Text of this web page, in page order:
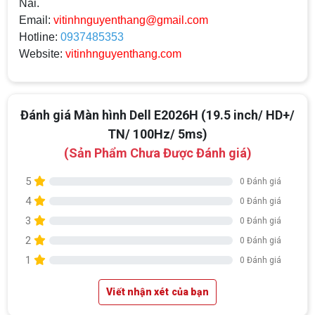
Nai.
Email: vitinhnguyenthang@gmail.com
Hotline: 0937485353
Website: vitinhnguyenthang.com
Đánh giá Màn hình Dell E2026H (19.5 inch/ HD+/
TN/ 100Hz/ 5ms)
(Sản Phẩm Chưa Được Đánh giá)
5 0 Đánh giá
4 0 Đánh giá
3 0 Đánh giá
2 0 Đánh giá
1 0 Đánh giá
Viết nhận xét của bạn